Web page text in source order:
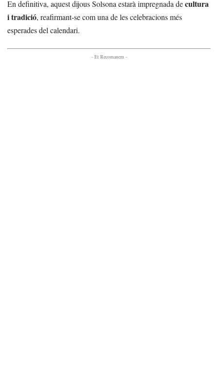
En definitiva, aquest dijous Solsona estarà impregnada decultura
i tradició, reafirmant-se com una de les celebracions més
esperades del calendari.
- Et Recomanem -